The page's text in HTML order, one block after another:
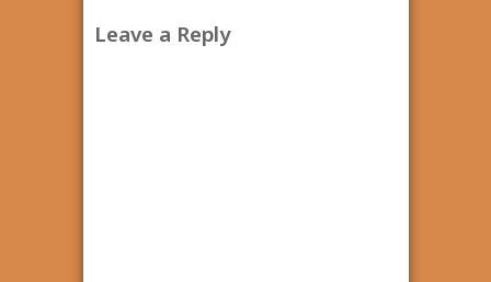
Leave a Reply